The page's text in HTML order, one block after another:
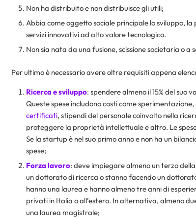
Non ha distribuito e non distribuisce gli utili;
Abbia come oggetto sociale principale lo sviluppo,
servizi innovativi ad alto valore tecnologico.
Non sia nata da una fusione, scissione societaria o
Per ultimo è necessario avere oltre requisiti appena
Ricerca e sviluppo: spendere almeno il 15% del suo
Queste spese includono costi come
certificati, stipendi del personale coinvolto nella
proteggere la proprietà intellettuale e altro. Le
Se la startup è nel suo primo anno e non ha un
spese;
Forza lavoro: deve impiegare almeno un terzo
un dottorato di ricerca o stanno facendo un
hanno una laurea e hanno almeno tre anni di
privati in Italia o all’estero. In alternativa, almeno
una laurea magistrale;